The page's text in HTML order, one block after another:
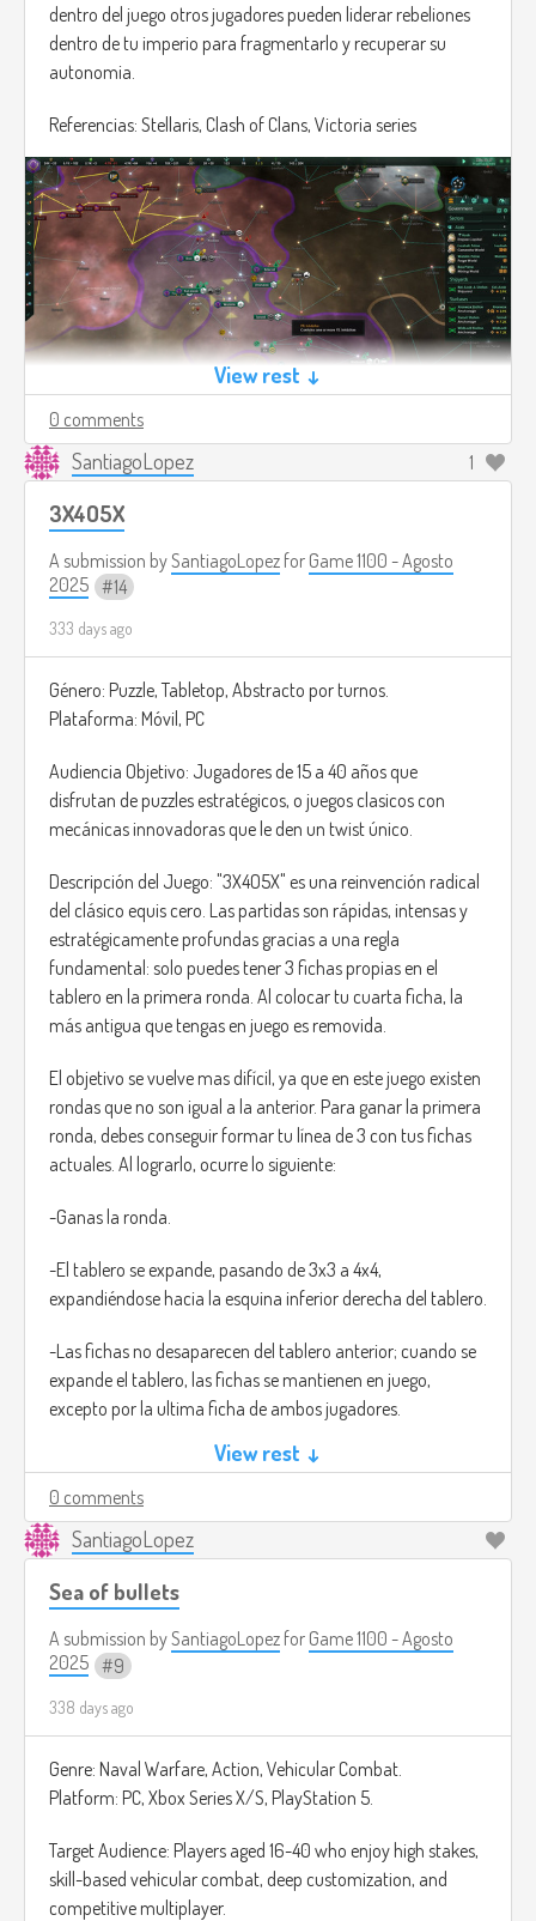
dentro del juego otros jugadores pueden liderar rebeliones
dentro de tu imperio para fragmentarlo y recuperar su
autonomia.
Referencias: Stellaris, Clash of Clans, Victoria series
View rest ↓
0 comments
SantiagoLopez 1
3X4O5X
A submission bySantiagoLopez for Game 1100 - Agosto
2025
14
333 days ago
Género: Puzzle, Tabletop, Abstracto por turnos.
Plataforma: Móvil, PC
Audiencia Objetivo: Jugadores de 15 a 40 años que
disfrutan de puzzles estratégicos, o juegos clasicos con
mecánicas innovadoras que le den un twist único.
Descripción del Juego: "3X4O5X" es una reinvención radical
del clásico equis cero. Las partidas son rápidas, intensas y
estratégicamente profundas gracias a una regla
fundamental: solo puedes tener 3 fichas propias en el
tablero en la primera ronda. Al colocar tu cuarta ficha, la
más antigua que tengas en juego es removida.
El objetivo se vuelve mas difícil, ya que en este juego existen
rondas que no son igual a la anterior. Para ganar la primera
ronda, debes conseguir formar tu línea de 3 con tus fichas
actuales. Al lograrlo, ocurre lo siguiente:
-Ganas la ronda.
-El tablero se expande, pasando de 3x3 a 4x4,
expandiéndose hacia la esquina inferior derecha del tablero.
-Las fichas no desaparecen del tablero anterior; cuando se
expande el tablero, las fichas se mantienen en juego,
excepto por la ultima ficha de ambos jugadores.
-El límite de fichas en juego para ambos jugadores
aumenta a 4.
La partida es un mejor de tres. Si un jugador gana la ronda
partida completa. Si hay empate (1-1), se desempata en un
tablero final de 5x5, donde el límite de fichas es de 5.
Esta mecánica obliga a una planificación constante. No
puedes simplemente acumular fichas; debes pensar
estratégicamente qué ficha sacrificarás al colocar la nueva,
cómo bloquear a tu oponente mientras gestionas tu propio
límite, y cómo preparar tu jugada maestra para el tamaño
View rest ↓
0 comments
SantiagoLopez
Sea of bullets
A submission bySantiagoLopez for Game 1100 - Agosto
2025
9
338 days ago
Genre: Naval Warfare, Action, Vehicular Combat.
Platform: PC, Xbox Series X/S, PlayStation 5.
Target Audience: Players aged 16-40 who enjoy high stakes,
skill-based vehicular combat, deep customization, and
competitive multiplayer.